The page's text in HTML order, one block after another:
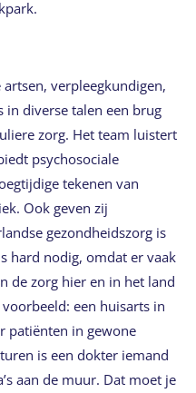
verpleegkundigen,
in diverse talen een brug
zorg. Het team luistert
psychosociale
tekenen van
Ook geven zij
gezondheidszorg is
hard nodig, omdat er vaak
de zorg hier en in het land
een huisarts in
patiënten in gewone
is een dokter iemand
aan de muur. Dat moet je